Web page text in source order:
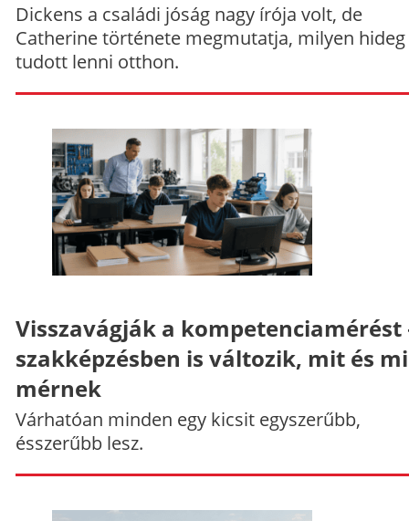
Dickens a családi jóság nagy írója volt, de
Catherine története megmutatja, milyen hideg
tudott lenni otthon.
Visszavágják a kompetenciamérést
szakképzésben is változik, mit és
mérnek
Várhatóan minden egy kicsit egyszerűbb,
ésszerűbb lesz.